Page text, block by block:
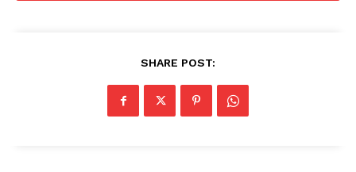
SHARE POST: